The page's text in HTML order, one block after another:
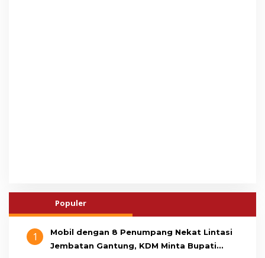
Populer
1
Mobil dengan 8 Penumpang Nekat Lintasi
Jembatan Gantung, KDM Minta Bupati